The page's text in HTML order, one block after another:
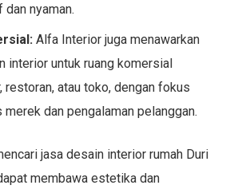
nyaman.
Alfa Interior juga menawarkan
interior untuk ruang komersial
restoran, atau toko, dengan fokus
dan pengalaman pelanggan.
jasa desain interior rumah Duri
membawa estetika dan